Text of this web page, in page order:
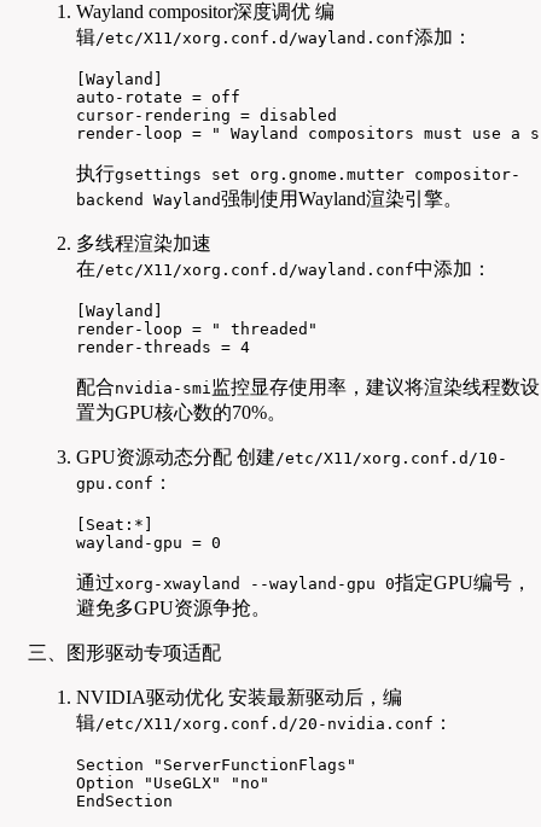
Wayland compositor深度调优 编
辑/etc/X11/xorg.conf.d/wayland.conf添加：
[Wayland]
auto-rotate = off
cursor-rendering = disabled
render-loop = " Wayland compositors must use
执行gsettings set org.gnome.mutter compositor-
backend Wayland强制使用Wayland渲染引擎。
多线程渲染加速
在/etc/X11/xorg.conf.d/wayland.conf中添加：
[Wayland]
render-loop = " threaded"
render-threads = 4
配合nvidia-smi监控显存使用率，建议将渲染线程数设
置为GPU核心数的70%。
GPU资源动态分配 创建/etc/X11/xorg.conf.d/10-
gpu.conf ：
[Seat:*]
wayland-gpu = 0
通过xorg-xwayland --wayland-gpu 0指定GPU编号，
避免多GPU资源争抢。
三、图形驱动专项适配
NVIDIA驱动优化 安装最新驱动后，编
辑/etc/X11/xorg.conf.d/20-nvidia.conf ：
Section "ServerFunctionFlags"
Option "UseGLX" "no"
EndSection